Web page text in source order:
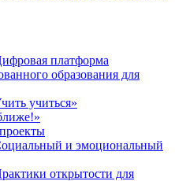
платформа
образования для
учиться»
и эмоциональный
открытости для